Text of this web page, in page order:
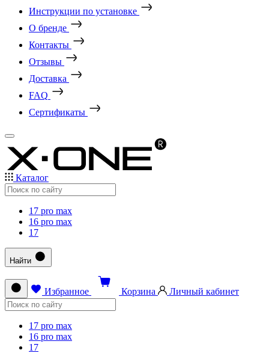
Инструкции по установке
О бренде
Контакты
Отзывы
Доставка
FAQ
Сертификаты
Каталог
17 pro max
16 pro max
17
Найти
Избранное Корзина Личный кабинет
17 pro max
16 pro max
17